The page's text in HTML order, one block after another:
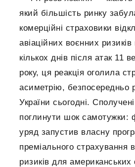
який більшість ринку
комерційні страховики
авіаційних воєнних ризиків
кількох днів після атак 11
року, ця реакція оголила
асиметрію, безпосередньо
України сьогодні.
поглинути шок самотужки:
уряд запустив власну
преміального страхування
ризиків для американських